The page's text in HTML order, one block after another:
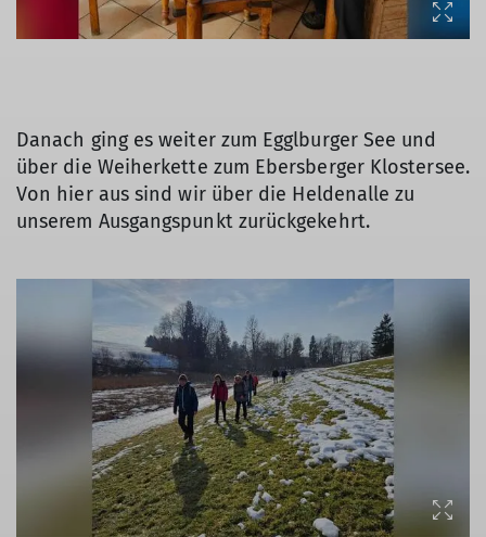
Danach ging es weiter zum Egglburger See und
über die Weiherkette zum Ebersberger Klostersee.
Von hier aus sind wir über die Heldenalle zu
unserem Ausgangspunkt zurückgekehrt.